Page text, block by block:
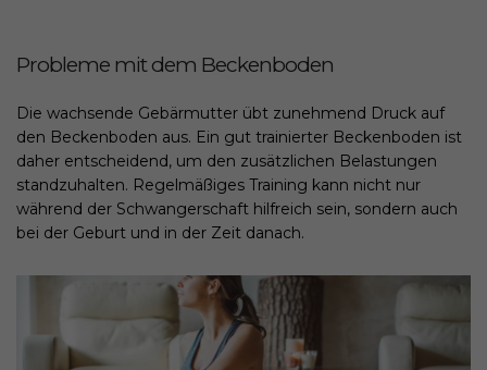
Probleme mit dem Beckenboden
Die wachsende Gebärmutter übt zunehmend Druck auf
den Beckenboden aus. Ein gut trainierter Beckenboden ist
daher entscheidend, um den zusätzlichen Belastungen
standzuhalten. Regelmäßiges Training kann nicht nur
während der Schwangerschaft hilfreich sein, sondern auch
bei der Geburt und in der Zeit danach.